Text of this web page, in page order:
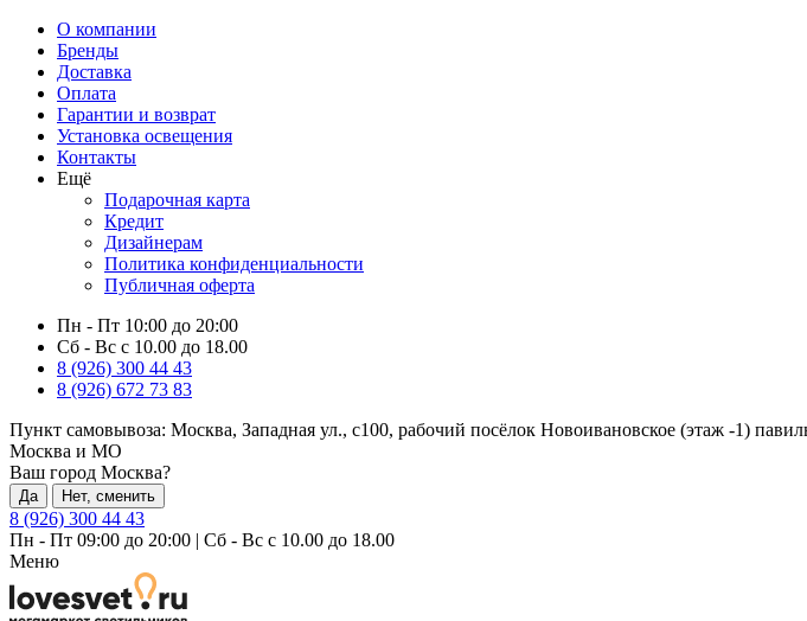
О компании
Бренды
Доставка
Оплата
Гарантии и возврат
Установка освещения
Контакты
Ещё
Подарочная карта
Кредит
Дизайнерам
Политика конфиденциальности
Публичная оферта
Пн - Пт 10:00 до 20:00
Сб - Вс с 10.00 до 18.00
8 (926) 300 44 43
8 (926) 672 73 83
Пункт самовывоза: Москва, Западная ул., с100, рабочий посёлок Новоивановское (этаж -1)
Москва и МО
Ваш город Москва?
Да Нет, сменить
8 (926) 300 44 43
Пн - Пт 09:00 до 20:00 | Сб - Вс с 10.00 до 18.00
Меню